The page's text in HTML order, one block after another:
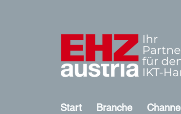
Start Branche Channel